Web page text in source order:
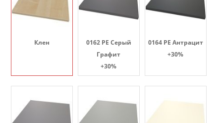
Клен
0162 PE Серый
Графит
+30%
0164 PE Антрацит
+30%